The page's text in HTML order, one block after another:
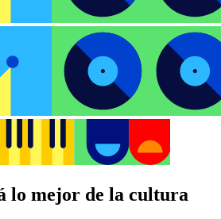
lo mejor de la cultura